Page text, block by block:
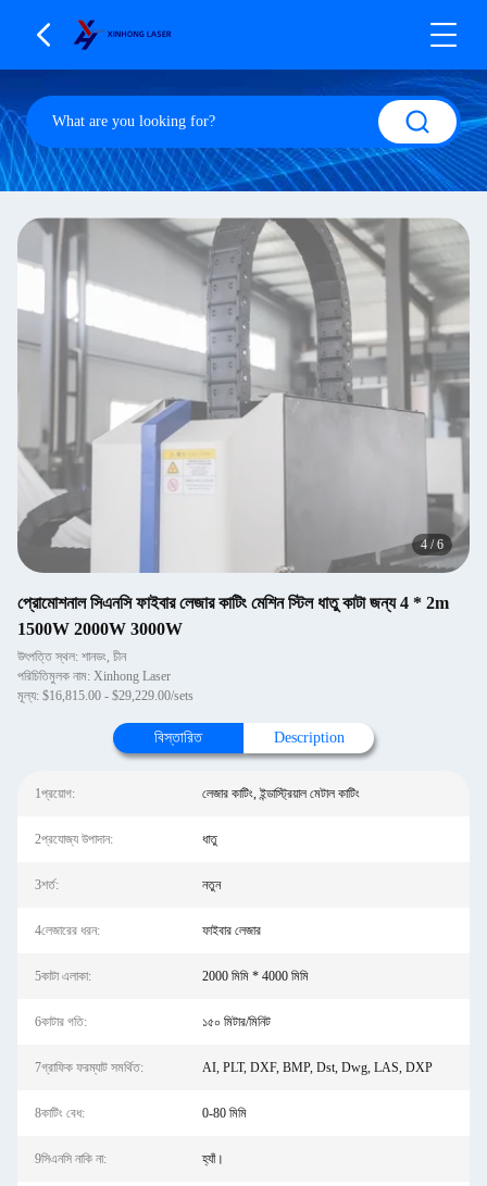
4 /6
প্রোমোশনাল সিএনসি ফাইবার লেজার কাটিং মেশিন স্টিল ধাতু কাটা জন্য 4 * 2m
1500W 2000W 3000W
উৎপত্তি স্থল: শানডং, চীন
পরিচিতিমুলক নাম: Xinhong Laser
মূল্য: $16,815.00 - $29,229.00/sets
বিস্তারিত Description
1প্রয়োগ: লেজার কাটিং, ইন্ডাস্ট্রিয়াল মেটাল কাটিং
2প্রযোজ্য উপাদান: ধাতু
3শর্ত: নতুন
4লেজারের ধরন: ফাইবার লেজার
5কাটা এলাকা: 2000 মিমি * 4000 মিমি
6কাটার গতি: ১৫০ মিটার/মিনিট
7গ্রাফিক ফরম্যাট সমর্থিত: AI, PLT, DXF, BMP, Dst, Dwg, LAS, DXP
8কাটিং বেধ: 0-80 মিমি
9সিএনসি নাকি না: হ্যাঁ।